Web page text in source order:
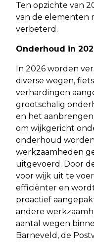
Ten opzichte van
van de elementen
verbeterd.
Onderhoud in
In 2026 worden
diverse wegen,
verhardingen
grootschalig
en het
om wijkgericht
onderhoud
werkzaamheden
uitgevoerd. Door
voor wijk uit te
efficiënter en
proactief
andere
aantal wegen
Barneveld, de